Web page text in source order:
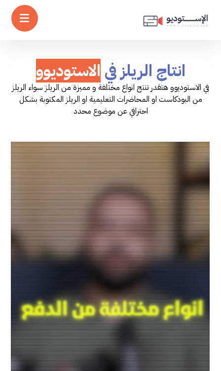
انتاج الريلز في الاستوديوو
في الاستوديوو هتقدر تنتج انواع مختلفة و مميزة من الريلز سواء الريلز
من البودكاست او المحاضرات التعليمية او الريلز المكتوبة بشكل
احترافي عن موضوع محدد